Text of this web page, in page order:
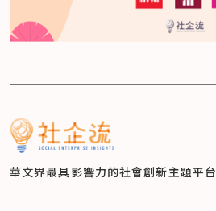
華文界最具影響力的社會創新主題平台